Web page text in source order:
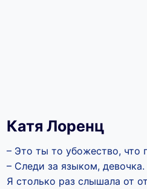
Катя Лоренц
– Это ты то убожество, что
– Следи за языком,
Я столько раз слышала от